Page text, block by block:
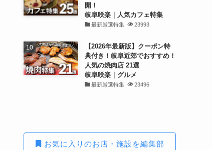
開！
岐阜咲楽｜人気カフェ特集
最新厳選特集 23993
【2026年最新版】クーポン特
典付き！岐阜近郊でおすすめ！
人気の焼肉店 21選
岐阜咲楽｜グルメ
最新厳選特集 23496
お気に入りのお店・施設を編集部